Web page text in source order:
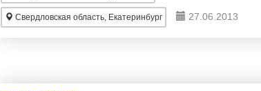
Свердловская область, Екатеринбург 27.06.2013